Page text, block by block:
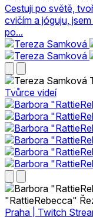
Cestuji po světě,
cvičím a jóguju,
po...
Tvůrce videí
"RattieRebecca"
Praha | Twitch